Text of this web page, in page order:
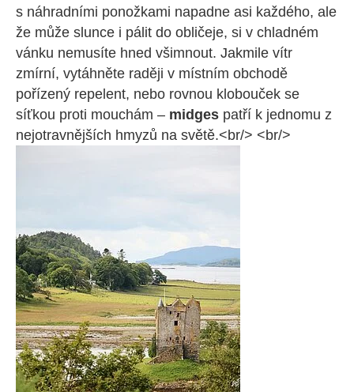
s náhradními ponožkami napadne asi každého, ale
že může slunce i pálit do obličeje, si v chladném
vánku nemusíte hned všimnout. Jakmile vítr
zmírní, vytáhněte raději v místním obchodě
pořízený repelent, nebo rovnou klobouček se
síťkou proti mouchám – midges patří k jednomu z
nejotravnějších hmyzů na světě.<br/> <br/>